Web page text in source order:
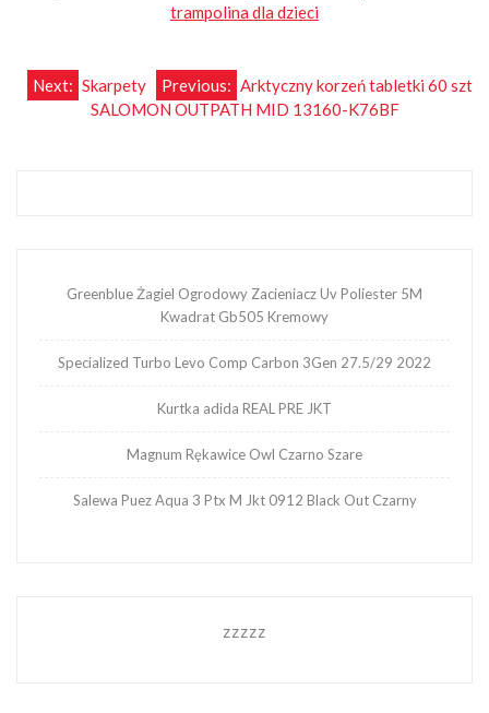
trampolina dla dzieci
NawigacjaPrevious: Arktyczny korzeń tabletki 60 szt
Next: Skarpety
SALOMON OUTPATH MID 13160-K76BF
Greenblue Żagiel Ogrodowy Zacieniacz Uv Poliester 5M
Kwadrat Gb505 Kremowy
Specialized Turbo Levo Comp Carbon 3Gen 27.5/29 2022
Kurtka adida REAL PRE JKT
Magnum Rękawice Owl Czarno Szare
Salewa Puez Aqua 3 Ptx M Jkt 0912 Black Out Czarny
zzzzz